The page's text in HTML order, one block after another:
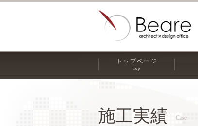
トップページ
Top
施工実績 Case